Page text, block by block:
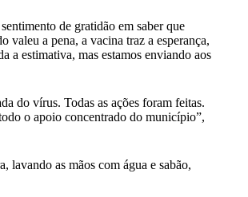
de gratidão em saber que
valeu a pena, a vacina traz a esperança,
a estimativa, mas estamos enviando aos
do vírus. Todas as ações foram feitas.
o apoio concentrado do município”,
lavando as mãos com água e sabão,